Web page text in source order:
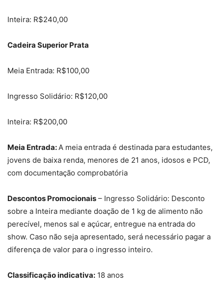
Inteira: R$240,00
Cadeira Superior Prata
Meia Entrada: R$100,00
Ingresso Solidário: R$120,00
Inteira: R$200,00
Meia Entrada: A meia entrada é destinada para estudantes,
jovens de baixa renda, menores de 21 anos, idosos e PCD,
com documentação comprobatória
Descontos Promocionais – Ingresso Solidário: Desconto
sobre a Inteira mediante doação de 1 kg de alimento não
perecível, menos sal e açúcar, entregue na entrada do
show. Caso não seja apresentado, será necessário pagar a
diferença de valor para o ingresso inteiro.
Classificação indicativa: 18 anos